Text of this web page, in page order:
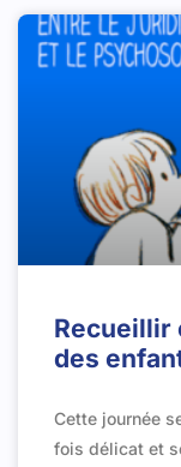
Recueillir
des
Cette journée
fois délicat et